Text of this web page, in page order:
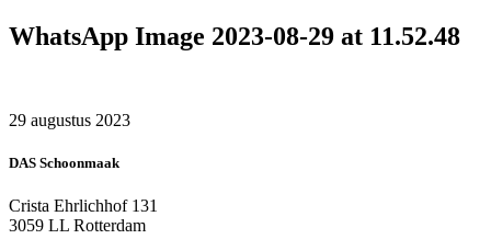
WhatsApp Image 2023-08-29 at 11.52.48
29 augustus 2023
DAS Schoonmaak
Crista Ehrlichhof 131
3059 LL Rotterdam